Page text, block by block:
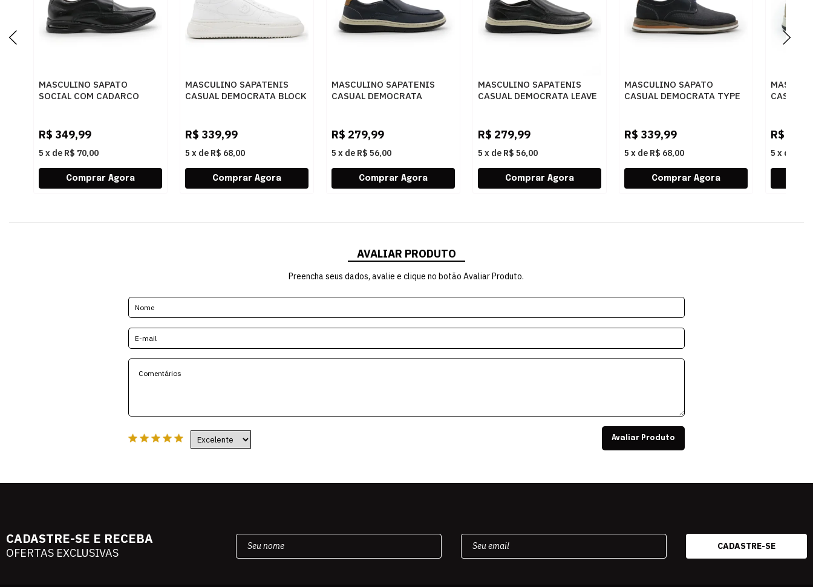
MASCULINO SAPATO
SOCIAL COM CADARCO
R$ 349,99
5 x de R$ 70,00
MASCULINO SAPATENIS
CASUAL DEMOCRATA BLOCK
R$ 339,99
5 x de R$ 68,00
MASCULINO SAPATENIS
CASUAL DEMOCRATA
R$ 279,99
5 x de R$ 56,00
MASCULINO SAPATENIS
CASUAL DEMOCRATA LEAVE
R$ 279,99
5 x de R$ 56,00
MASCULINO SAPATO
CASUAL DEMOCRATA TYPE
R$ 339,99
5 x de R$ 68,00
CASUAL
R$
5 x de
AVALIAR PRODUTO
Preencha seus dados, avalie e clique no botão Avaliar Produto.
Avaliar Produto
CADASTRE-SE E RECEBA
OFERTAS EXCLUSIVAS